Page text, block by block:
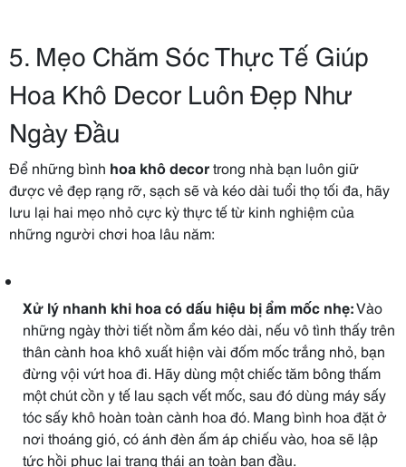
5. Mẹo Chăm Sóc Thực Tế Giúp
Hoa Khô Decor Luôn Đẹp Như
Ngày Đầu
Để những bình hoa khô decortrong nhà bạn luôn giữ
được vẻ đẹp rạng rỡ, sạch sẽ và kéo dài tuổi thọ tối đa, hãy
lưu lại hai mẹo nhỏ cực kỳ thực tế từ kinh nghiệm của
những người chơi hoa lâu năm:
Xử lý nhanh khi hoa có dấu hiệu bị ẩm mốc nhẹ:Vào
những ngày thời tiết nồm ẩm kéo dài, nếu vô tình thấy trên
thân cành hoa khô xuất hiện vài đốm mốc trắng nhỏ, bạn
đừng vội vứt hoa đi. Hãy dùng một chiếc tăm bông thấm
một chút cồn y tế lau sạch vết mốc, sau đó dùng máy sấy
tóc sấy khô hoàn toàn cành hoa đó. Mang bình hoa đặt ở
nơi thoáng gió, có ánh đèn ấm áp chiếu vào, hoa sẽ lập
tức hồi phục lại trạng thái an toàn ban đầu.